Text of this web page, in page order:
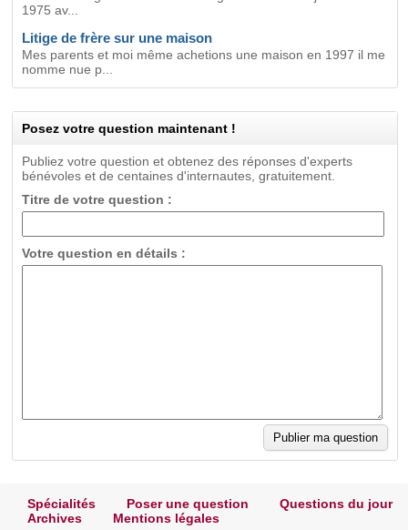
1975 av...
Litige de frère sur une maison
Mes parents et moi même achetions une maison en 1997 il me
nomme nue p...
Posez votre question maintenant !
Publiez votre question et obtenez des réponses d'experts
bénévoles et de centaines d'internautes, gratuitement.
Titre de votre question :
Votre question en détails :
Spécialités Poser une question
Questions du jour
Archives
Mentions légales